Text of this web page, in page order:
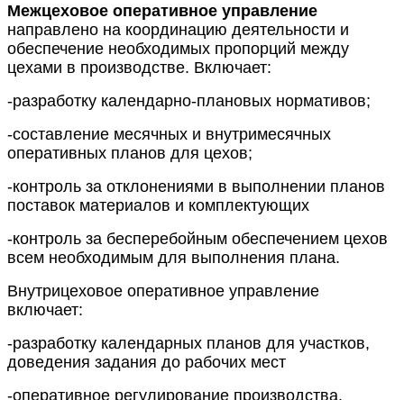
Межцеховое оперативное управление
направлено на координацию деятельности и
обеспечение необходимых пропорций между
цехами в производстве. Включает:
-разработку календарно-плановых нормативов;
-составление месячных и внутримесячных
оперативных планов для цехов;
-контроль за отклонениями в выполнении планов
поставок материалов и комплектующих
-контроль за бесперебойным обеспечением цехов
всем необходимым для выполнения плана.
Внутрицеховое оперативное управление
включает:
-разработку календарных планов для участков,
доведения задания до рабочих мест
-оперативное регулирование производства.